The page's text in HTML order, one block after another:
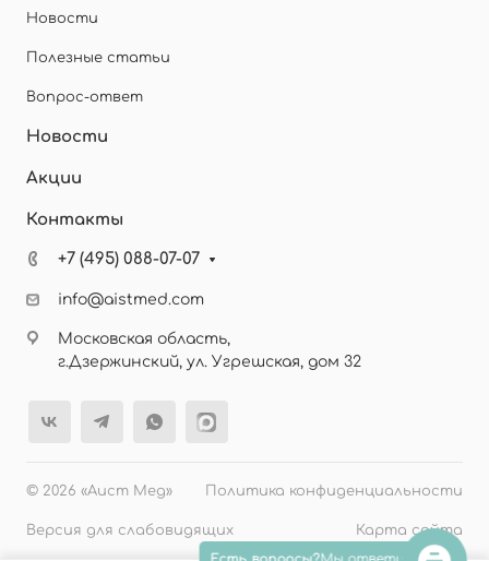
Новости
Полезные статьи
Вопрос-ответ
Новости
Акции
Контакты
+7 (495) 088-07-07
info@aistmed.com
Московская область,
г.Дзержинский, ул. Угрешская, дом 32
© 2026 «Аист Мед» Политика конфиденциальности
Версия для слабовидящих
Карта сайта